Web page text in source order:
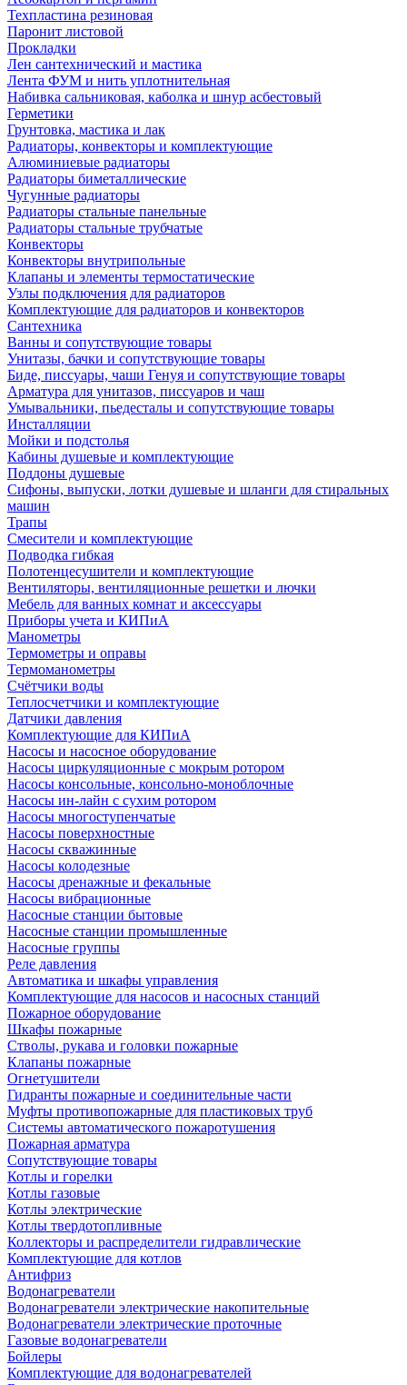
Техпластина резиновая
Паронит листовой
Прокладки
Лен сантехнический и мастика
Лента ФУМ и нить уплотнительная
Набивка сальниковая, каболка и шнур асбестовый
Герметики
Грунтовка, мастика и лак
Радиаторы, конвекторы и комплектующие
Алюминиевые радиаторы
Радиаторы биметаллические
Чугунные радиаторы
Радиаторы стальные панельные
Радиаторы стальные трубчатые
Конвекторы
Конвекторы внутрипольные
Клапаны и элементы термостатические
Узлы подключения для радиаторов
Комплектующие для радиаторов и конвекторов
Сантехника
Ванны и сопутствующие товары
Унитазы, бачки и сопутствующие товары
Биде, писсуары, чаши Генуя и сопутствующие товары
Арматура для унитазов, писсуаров и чаш
Умывальники, пьедесталы и сопутствующие товары
Инсталляции
Мойки и подстолья
Кабины душевые и комплектующие
Поддоны душевые
Сифоны, выпуски, лотки душевые и шланги для стиральных
машин
Трапы
Смесители и комплектующие
Подводка гибкая
Полотенцесушители и комплектующие
Вентиляторы, вентиляционные решетки и лючки
Мебель для ванных комнат и аксессуары
Приборы учета и КИПиА
Манометры
Термометры и оправы
Термоманометры
Счётчики воды
Теплосчетчики и комплектующие
Датчики давления
Комплектующие для КИПиА
Насосы и насосное оборудование
Насосы циркуляционные с мокрым ротором
Насосы консольные, консольно-моноблочные
Насосы ин-лайн с сухим ротором
Насосы многоступенчатые
Насосы поверхностные
Насосы скважинные
Насосы колодезные
Насосы дренажные и фекальные
Насосы вибрационные
Насосные станции бытовые
Насосные станции промышленные
Насосные группы
Реле давления
Автоматика и шкафы управления
Комплектующие для насосов и насосных станций
Пожарное оборудование
Шкафы пожарные
Стволы, рукава и головки пожарные
Клапаны пожарные
Огнетушители
Гидранты пожарные и соединительные части
Муфты противопожарные для пластиковых труб
Системы автоматического пожаротушения
Пожарная арматура
Сопутствующие товары
Котлы и горелки
Котлы газовые
Котлы электрические
Котлы твердотопливные
Коллекторы и распределители гидравлические
Комплектующие для котлов
Антифриз
Водонагреватели
Водонагреватели электрические накопительные
Водонагреватели электрические проточные
Газовые водонагреватели
Бойлеры
Комплектующие для водонагревателей